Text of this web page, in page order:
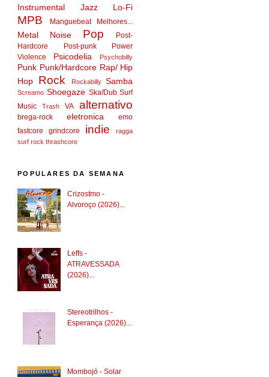
Instrumental Jazz Lo-Fi
MPB Manguebeat Melhores...
Metal Noise Pop
Post-
Hardcore
Post-punk
Power
Violence
Psicodelia Psychobilly
Punk Punk/Hardcore Rap/ Hip
Hop
Rock Rockabilly Samba
Screamo Shoegaze Ska/Dub Surf
Music
Trash VA alternativo
brega-rock eletronica
emo
fastcore
grindcore indie
ragga
surf rock thrashcore
POPULARES DA SEMANA
Crizostmo -
Alvoroço (2026)...
Leffs -
ATRAVESSADA
(2026)...
Stereotrilhos -
Esperança (2026)...
Mombojó - Solar